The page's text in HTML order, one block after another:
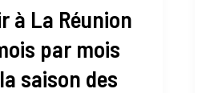
à La Réunion
par mois
saison des